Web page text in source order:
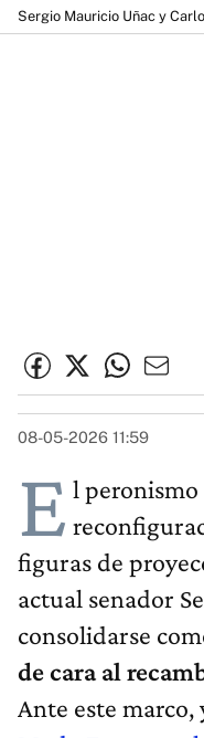
Sergio Mauricio Uñac y
08-05-2026 11:59
E l peronismo
figuras de
actual senador
consolidarse
de cara al
Ante este